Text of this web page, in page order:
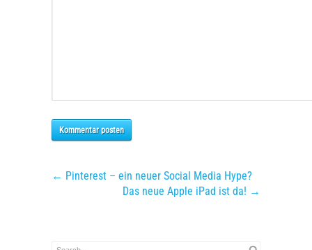
Kommentar posten
← Pinterest – ein neuer Social Media Hype?
Das neue Apple iPad ist da! →